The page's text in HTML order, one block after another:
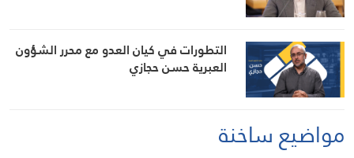
التطورات في كيان العدو مع محرر الشؤون
العبرية حسن حجازي
مواضيع ساخنة